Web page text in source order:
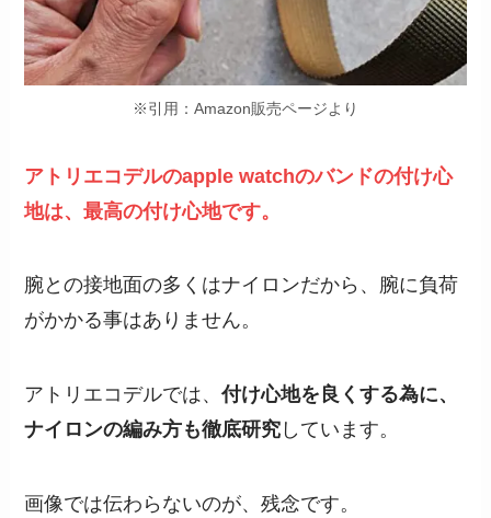
※引用：Amazon販売ページより
アトリエコデルのapple watchのバンドの付け心
地は、最高の付け心地です。
腕との接地面の多くはナイロンだから、腕に負荷
がかかる事はありません。
アトリエコデルでは、付け心地を良くする為に、
ナイロンの編み方も徹底研究 しています。
画像では伝わらないのが、残念です。